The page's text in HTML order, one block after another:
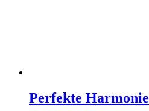
Perfekte Harmonie